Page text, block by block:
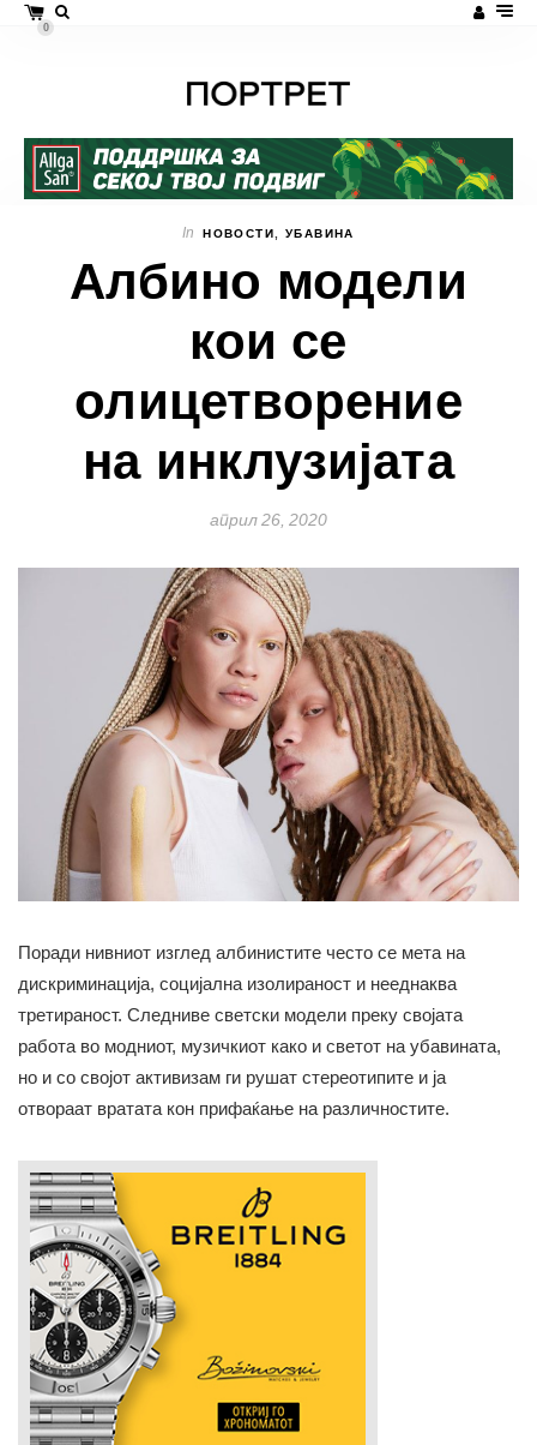
0
In НОВОСТИ УБАВИНА
Албино модели
кои се
олицетворение
на инклузијата
април 26, 2020
Поради нивниот изглед албинистите често се мета на
дискриминација, социјална изолираност и нееднаква
третираност. Следниве светски модели преку својата
работа во модниот, музичкиот како и светот на убавината,
но и со својот активизам ги рушат стереотипите и ја
отвораат вратата кон прифаќање на различностите.